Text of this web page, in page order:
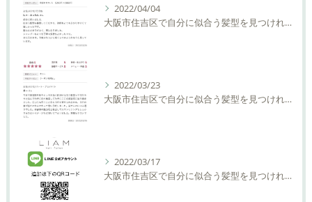
2022/04/04
大阪市住吉区で自分に似合う髪型を見つけれる美容室ーLIAM hair Relaxーリアムヘアーリラックス
2022/03/23
大阪市住吉区で自分に似合う髪型を見つけれる美容室ーLIAM hair Relaxーリアムヘアーリラックス
2022/03/17
大阪市住吉区で自分に似合う髪型を見つけれる美容室ーLIAM hair Relaxーリアムヘアーリラックス